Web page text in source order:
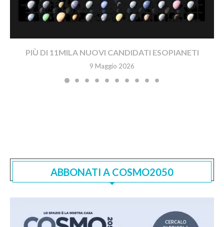
PIÙ DI 11MILA NUOVI CANDIDATI ESOPIANETI
9 Maggio 2026
ABBONATI A COSMO2050